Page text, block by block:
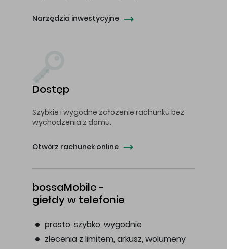
Narzędzia inwestycyjne
Dostęp
Szybkie i wygodne założenie rachunku bez
wychodzenia z domu.
Otwórz rachunek online
bossaMobile -
giełdy w telefonie
prosto, szybko, wygodnie
zlecenia z limitem, arkusz, wolumeny